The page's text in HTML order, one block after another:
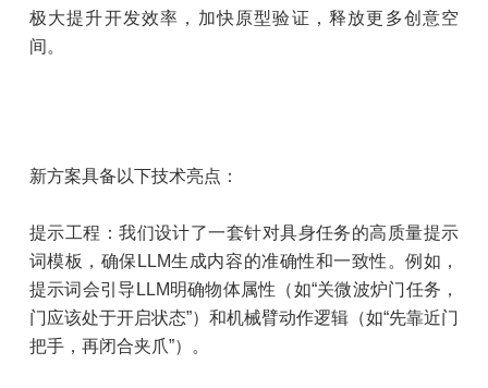
极大提升开发效率，加快原型验证，释放更多创意空
间。
新方案具备以下技术亮点：
提示工程：我们设计了一套针对具身任务的高质量提示
词模板，确保LLM生成内容的准确性和一致性。例如，
提示词会引导LLM明确物体属性（如“关微波炉门任务，
门应该处于开启状态”）和机械臂动作逻辑（如“先靠近门
把手，再闭合夹爪”）。